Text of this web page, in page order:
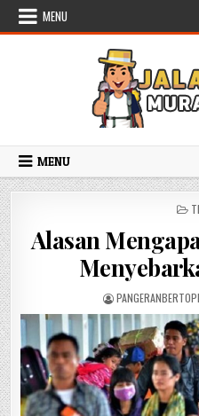
Skip to content
MENU
MENU
Alasan
AUTHOR: